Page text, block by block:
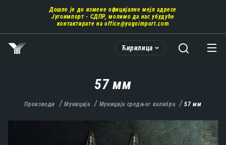
главни
део
садржаја
Дошло је до измене официјалне мејл адресе
Југоимпорт - СДПР, молимо да нас убудуће
контактирате на office@yugoimport.com
Ћирилица
57 мм
Производи Муниција Муниција средњег калибра 57 мм